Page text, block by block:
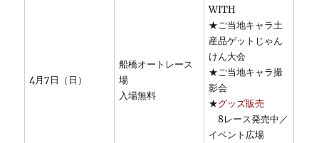
4月7日（日）
船橋オートレース
場
入場無料
WITH
★ご当地キャラ土
産品ゲットじゃん
けん大会
★ご当地キャラ撮
影会
★グッズ販売
8レース発売中／
イベント広場